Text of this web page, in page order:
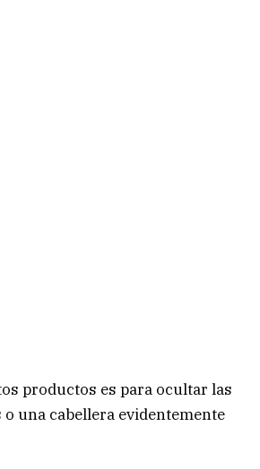
productos es para ocultar las
una cabellera evidentemente